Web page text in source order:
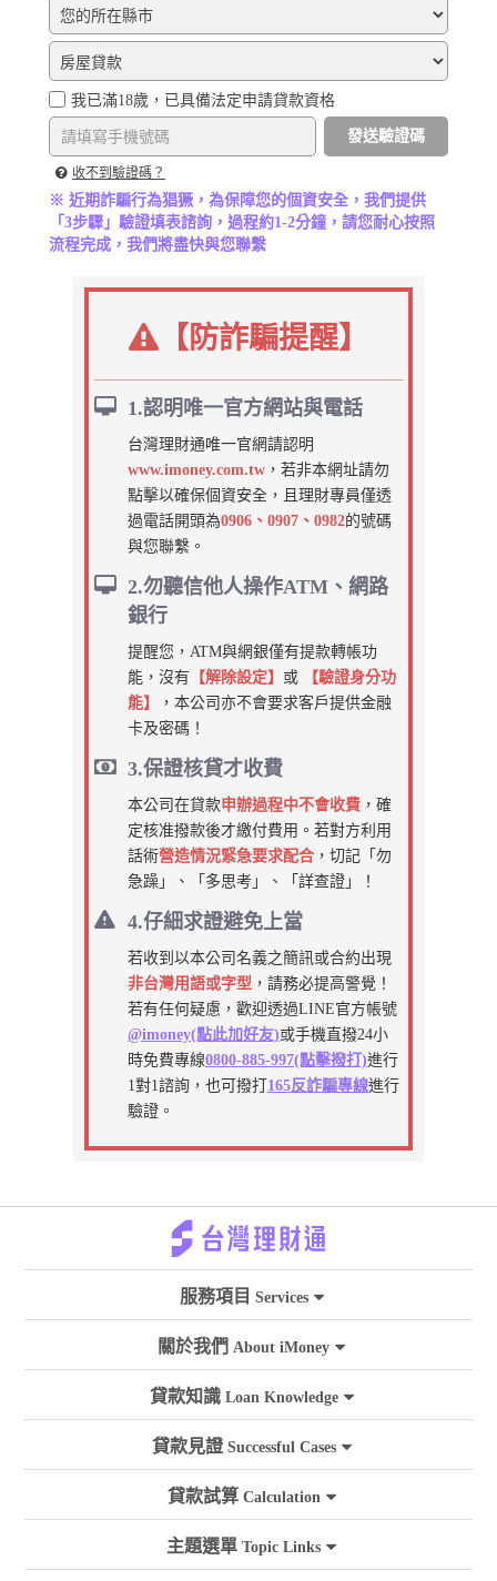
我已滿18歲，已具備法定申請貸款資格
發送驗證碼
收不到驗證碼？
※ 近期詐騙行為猖獗，為保障您的個資安全，我們提供
「3步驟」驗證填表諮詢，過程約1-2分鐘，請您耐心按照
流程完成，我們將盡快與您聯繫
【防詐騙提醒】
1.認明唯一官方網站與電話
台灣理財通唯一官網請認明
www.imoney.com.tw ，若非本網址請勿
點擊以確保個資安全，且理財專員僅透
過電話開頭為0906、0907、0982的號碼
與您聯繫。
2.勿聽信他人操作ATM、網路
銀行
提醒您，ATM與網銀僅有提款轉帳功
能，沒有 【解除設定】 或
【驗證身分功
能】
，本公司亦不會要求客戶提供金融
卡及密碼！
3.保證核貸才收費
本公司在貸款申辦過程中不會收費 ，確
定核准撥款後才繳付費用。若對方利用
話術營造情況緊急要求配合 ，切記「勿
急躁」、「多思考」、「詳查證」！
4.仔細求證避免上當
若收到以本公司名義之簡訊或合約出現
非台灣用語或字型 ，請務必提高警覺！
若有任何疑慮，歡迎透過LINE官方帳號
@imoney(點此加好友)或手機直撥24小
時免費專線0800-885-997(點擊撥打)進行
1對1諮詢，也可撥打 165反詐騙專線進行
驗證。
服務項目 Services
關於我們 About iMoney
貸款知識 Loan Knowledge
貸款見證 Successful Cases
貸款試算 Calculation
主題選單 Topic Links